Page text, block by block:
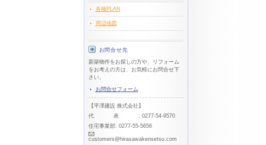
各種PLAN
周辺地図
お問合せ先
新築物件をお探しの方や、リフォーム
をお考えの方は、お気軽にお問合せ下
さい。
お問合せフォーム
【平澤建設 株式会社】
代表: 0277-54-9570
住宅事業部: 0277-55-5656
customers@hirasawakensetsu.com